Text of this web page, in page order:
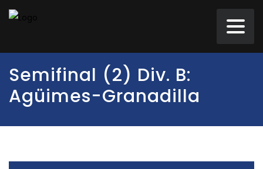
Semifinal (2) Div. B:
Agüimes-Granadilla